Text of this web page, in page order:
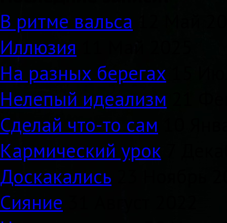
В ритме вальса
Иллюзия
На разных берегах
Нелепый идеализм
Сделай что-то сам
Кармический урок
Доскакались
Сияние